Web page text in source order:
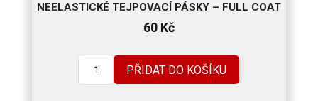
NEELASTICKÉ TEJPOVACÍ PÁSKY – FULL COAT
60 Kč
PŘIDAT DO KOŠÍKU